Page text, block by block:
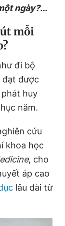
Chính sách bảo
ngày?...
mỗi
đi bộ
đạt được
huy
năm.
cứu
khoa học
, cho
áp cao
lâu dài từ